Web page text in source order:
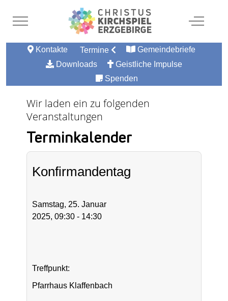
Mobile Menu Toggle Off-
Kontakte Termine
Gemeindebriefe
Downloads
Geistliche Impulse
Spenden
Wir laden ein zu folgenden
Veranstaltungen
Terminkalender
Konfirmandentag
Samstag, 25. Januar
2025, 09:30 - 14:30
Treffpunkt:
Pfarrhaus Klaffenbach